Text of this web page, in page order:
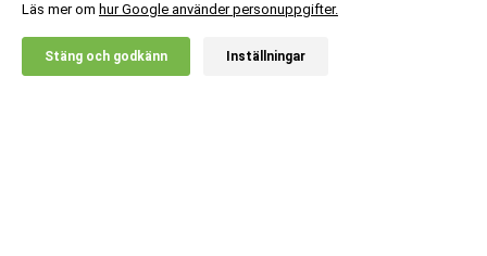
20% RABATT!
X
Läs mer om hur Google använder personuppgifter.
Stäng och godkänn Inställningar